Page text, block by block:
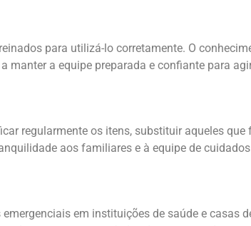
para utilizá-lo corretamente. O
a equipe preparada e confiante para
regularmente os itens, substituir aqueles
aos familiares e à equipe de
em instituições de saúde e casas